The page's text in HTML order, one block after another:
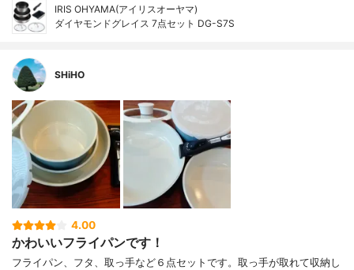
IRIS OHYAMA(アイリスオーヤマ)
ダイヤモンドグレイス 7点セット DG-S7S
SHiHO
4.00
かわいいフライパンです！
フライパン、フタ、取っ手など６点セットです。取っ手が取れて収納し